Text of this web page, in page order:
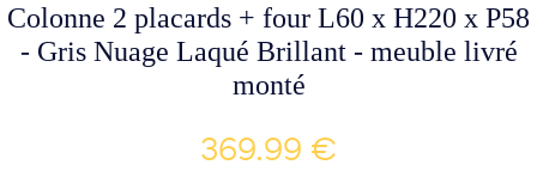
Colonne 2 placards + four L60 x H220 x P58
- Gris Nuage Laqué Brillant - meuble livré
monté
369.99 €